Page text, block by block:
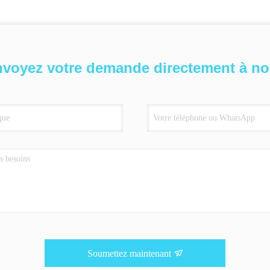
votre demande directement à
Soumettez maintenant